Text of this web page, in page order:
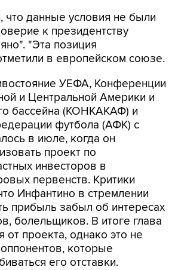
что данные условия не были
к президентству
"Эта позиция
в европейском союзе.
УЕФА, Конференции
и Центральной Америки и
бассейна (КОНКАКАФ) и
футбола (АФК) с
в июле, когда он
проект по
инвесторов в
первенств. Критики
Инфантино в стремлении
прибыль забыл об интересах
болельщиков. В итоге глава
проекта, однако это не
которые
его отставки.